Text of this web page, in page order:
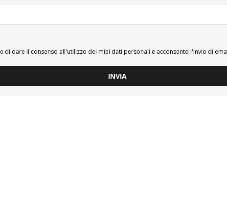
e di dare il consenso all'utilizzo dei miei dati personali e acconsento l'invio di
INVIA